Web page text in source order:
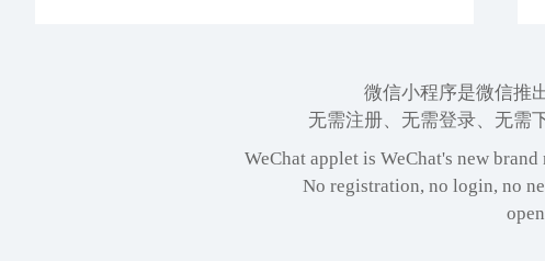
微信小程序是微信推
无需注册、无需登录、无需
WeChat applet is WeChat's new
No registration, no login, no